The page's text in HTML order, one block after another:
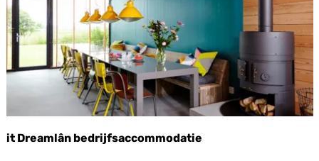
m
i
l
i
e
h
u
s
it Dreamlân bedrijfsaccommodatie